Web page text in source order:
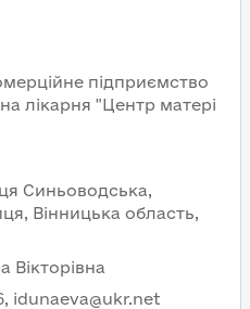
підприємство
лікарня "Центр матері
Синьоводська,
Вінницька область,
Вікторівна
idunaeva@ukr.net